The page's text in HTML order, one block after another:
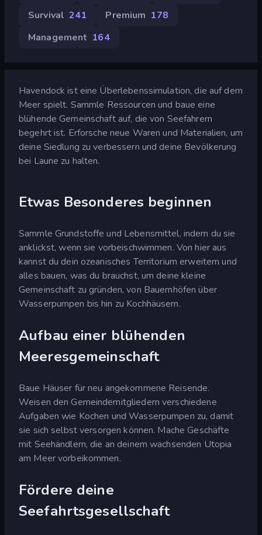
Survival 241 Premium 178
Management 164
Havendock ist eine Überlebenssimulation, die auf dem
Meer spielt. Sammle Ressourcen und baue eine
blühende Gemeinschaft auf, die von Seefahrern
begehrt ist. Erforsche neue Waren und Materialien, um
deine Siedlung zu verbessern und deine Bevölkerung
bei Laune zu halten.
Etwas Besonderes beginnen
Sammle Grundstoffe und Lebensmittel, indem du sie
anklickst, wenn sie vorbeischwimmen. Von hier aus
kannst du dein ozeanisches Territorium erweitern und
alles bauen, was du brauchst, um deine kleine
Gemeinschaft zu gründen, von Bauernhöfen über
Wasserpumpen bis hin zu Kochhäusern.
Aufbau einer blühenden
Meeresgemeinschaft
Baue Häuser für neu angekommene Reisende.
Weisen den Gemeindemitgliedern verschiedene
Aufgaben wie Kochen und Wasserpumpen zu, damit
sie sich selbst versorgen können. Mache Geschäfte
mit Seehändlern, die an deinem wachsenden Utopia
am Meer vorbeikommen.
Fördere deine
Seefahrtsgesellschaft